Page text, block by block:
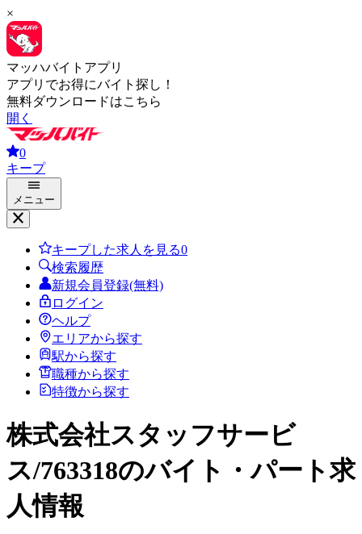
×
マッハバイトアプリ
アプリでお得にバイト探し！
無料ダウンロードはこちら
開く
0
キープ
メニュー
キープした求人を見る0
検索履歴
新規会員登録(無料)
ログイン
ヘルプ
エリアから探す
駅から探す
職種から探す
特徴から探す
株式会社スタッフサービ
ス/763318のバイト・パート求
人情報